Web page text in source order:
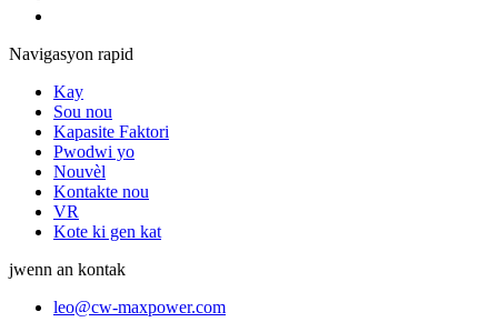
Navigasyon rapid
Kay
Sou nou
Kapasite Faktori
Pwodwi yo
Nouvèl
Kontakte nou
VR
Kote ki gen kat
jwenn an kontak
leo@cw-maxpower.com